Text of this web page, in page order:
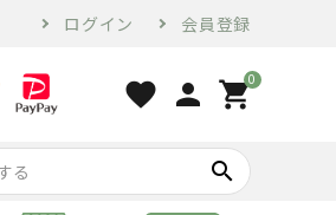
ログイン 会員登録
favorite person 0
shopping_cart
search